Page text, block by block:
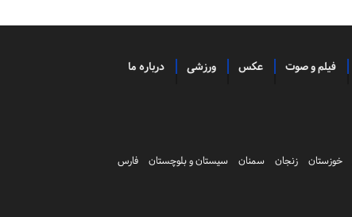
فیلم و صوت عکس ورزشی درباره ما
خوزستان زنجان سمنان سیستان و بلوچستان
فارس